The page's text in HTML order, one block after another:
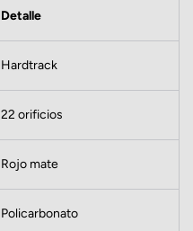
Detalle
Hardtrack
22 orificios
Rojo mate
Policarbonato